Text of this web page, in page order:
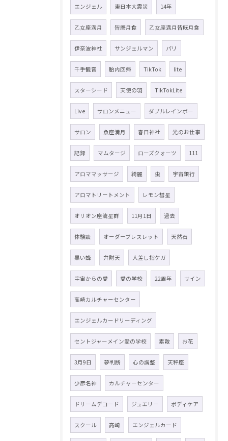
エンジェル 東日本大震災 14年
乙女座満月 皆既月食 乙女座満月皆既月食
伊奈波神社 サンジェルマン パリ
千手観音 胎内回帰 TikTok lite
スターシード 天使の羽 TikTokLite
Live サロンメニュー ダブルレインボー
サロン 魚座満月 春日神社 光のお仕事
記録 マムタージ ローズクォーツ 111
アロママッサージ 綺麗 虫 宇宙銀行
アロマトリートメント レモン彗星
オリオン座流星群 11月1日 過去
体験談 オーダーブレスレット 天然石
黒い蜂 弁財天 人差し指ケガ
宇宙からの愛 愛の学校 22周年 サイン
高崎カルチャーセンター
エンジェルカードリーディング
セントジャーメイン愛の学校 素敵 お花
3月9日 夢判断 心の調整 天秤座
少彦名神 カルチャーセンター
ドリームデコード ジュエリー ボディケア
スクール 高崎 エンジェルカード